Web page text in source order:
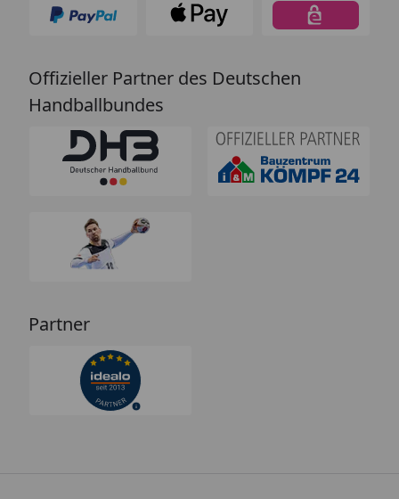
Offizieller Partner des Deutschen
Handballbundes
Partner